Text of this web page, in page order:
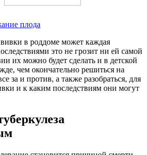
плода
в роддоме может каждая
это не грозит ни ей самой
их можно будет сделать и в детской
чем окончательно решиться на
за и против, а также разобраться, для
и к каким последствиям они могут